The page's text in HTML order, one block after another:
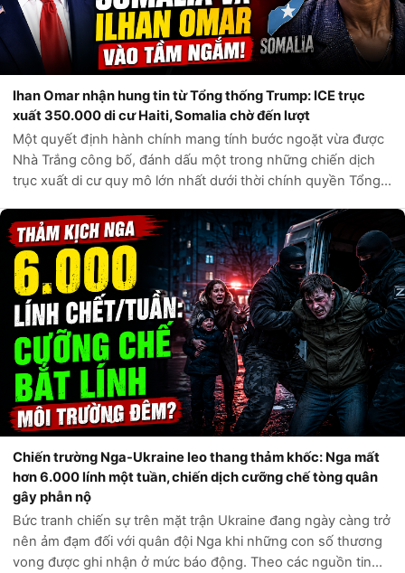
Ihan Omar nhận hung tin từ Tổng thống Trump: ICE trục
xuất 350.000 di cư Haiti, Somalia chờ đến lượt
Một quyết định hành chính mang tính bước ngoặt vừa được
Nhà Trắng công bố, đánh dấu một trong những chiến dịch
trục xuất di cư quy mô lớn nhất dưới thời chính quyền Tổng
An ninh Nội địa Hoa Kỳ,...
Chiến trường Nga-Ukraine leo thang thảm khốc: Nga mất
hơn 6.000 lính một tuần, chiến dịch cưỡng chế tòng quân
gây phẫn nộ
Bức tranh chiến sự trên mặt trận Ukraine đang ngày càng trở
nên ảm đạm đối với quân đội Nga khi những con số thương
vong được ghi nhận ở mức báo động. Theo các nguồn tin